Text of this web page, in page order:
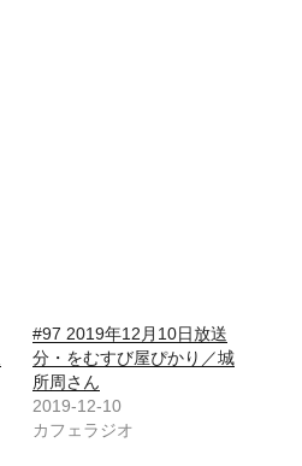
#97 2019年12月10日放送
分・をむすび屋ぴかり／城
所周さん
2019-12-10
カフェラジオ